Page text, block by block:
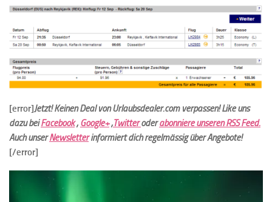
[error]Jetzt! Keinen Deal von Urlaubsdealer.com verpassen!Like uns
dazu beiFacebook, Google+,Twitteroderabonniere unseren RSS Feed.
Auch unserNewsletterinformiert dich regelmässig über Angebote!
[/error]